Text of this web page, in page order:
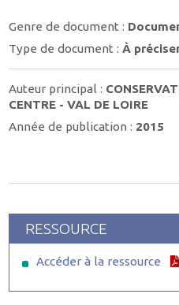
Genre de document :
Type de document :À
Auteur principal :
CENTRE - VAL DE LOIRE
Année de publication : 2015
RESSOURCE
Accéder à la ressource